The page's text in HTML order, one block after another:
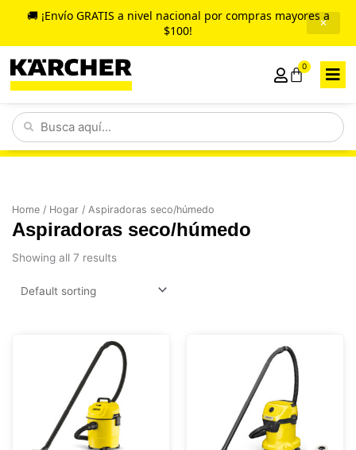
🚚 ¡Envío GRATIS a nivel nacional por compras mayores a
$100!
✕
contenido
0
Cart
Search
...
Home / Hogar / Aspiradoras seco/húmedo
Aspiradoras seco/húmedo
Showing all 7 results